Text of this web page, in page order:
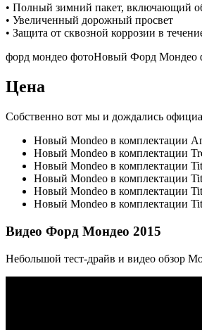
• Полный зимний пакет, включающий
• Увеличенный дорожный просвет
• Защита от сквозной коррозии в
форд мондео фотоНовый Форд Мондео
Цена
Собственно вот мы и дождались
Новый Mondeo в комплектации
Новый Mondeo в комплектации
Новый Mondeo в комплектации
Новый Mondeo в комплектации
Новый Mondeo в комплектации
Новый Mondeo в комплектации
Видео Форд Мондео 2015
Небольшой тест-драйв и видео обзор